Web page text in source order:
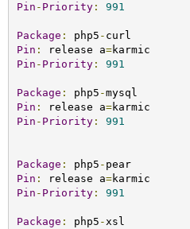
Pin - Priority: 991
Package : php5 -
Pin : release a=
Pin - Priority: 991
Package : php5 -
Pin : release a=
Pin - Priority: 991
Package : php5 -
pear
Pin : release a=
Pin - Priority: 991
Package : php5 -